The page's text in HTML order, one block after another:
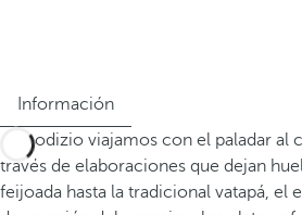
Información
En Rodizio viajamos con el paladar al
través de elaboraciones que dejan
feijoada hasta la tradicional vatapá, el